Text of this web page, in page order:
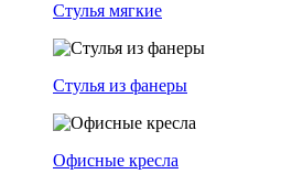
Стулья мягкие
Стулья из фанеры
Офисные кресла